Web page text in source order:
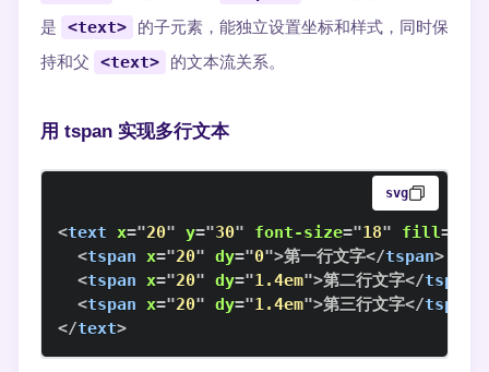
是
<text>
的子元素，能独立设置坐标和样式，同时保
持和父
<text> 的文本流关系。
用 tspan 实现多行文本
svg
<text x="20" y="30" font-size="18" fill=
<tspan x="20" dy="0">第一行文字</tspan>
<tspan x="20" dy="1.4em">第二行文字</tspan
<tspan x="20" dy="1.4em">第三行文字</tspan
</text>